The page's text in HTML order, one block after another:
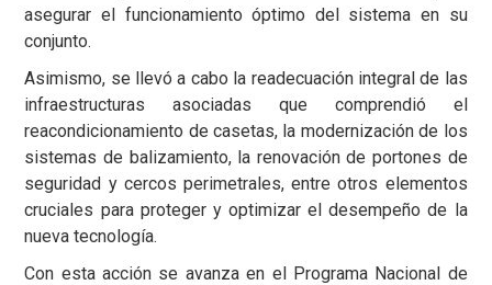
asegurar el funcionamiento óptimo del sistema en su
conjunto.
Asimismo, se llevó a cabo la readecuación integral de las
infraestructuras asociadas que comprendió el
reacondicionamiento de casetas, la modernización de los
sistemas de balizamiento, la renovación de portones de
seguridad y cercos perimetrales, entre otros elementos
cruciales para proteger y optimizar el desempeño de la
nueva tecnología.
Con esta acción se avanza en el Programa Nacional de